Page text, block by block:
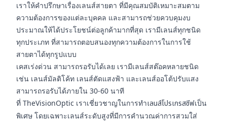
เราให้คำปรึกษาเรื่องเลนส์สายตา ที่มีคุณสมบัติเหมาะสมตาม
ความต้องการของแต่ละบุคคล และสามารถช่วยควบคุมงบ
ประมาณให้ได้ประโยชน์ต่อลูกค้ามากที่สุด เรามีเลนส์ทุกชนิด
ทุกประเภท ที่สามารถตอบสนองทุกความต้องการในการใช้
สายตาได้ทุกรูปแบบ
เคสเร่งด่วน สามารถรอรับได้เลย เรามีเลนส์สต๊อคหลายชนิด
เช่น เลนส์มัลติโค้ท เลนส์ตัดแสงฟ้า และเลนส์ออโต้ปรับแสง
สามารถรอรับได้ภายใน 30-60 นาที
ที่ TheVisionOptic เราเชี่ยวชาญในการทำเลนส์โปรเกรสซีฟเป็น
พิเศษ โดยเฉพาะเลนส์ระดับสูงที่มีการคำนวณค่าการสวมใส่